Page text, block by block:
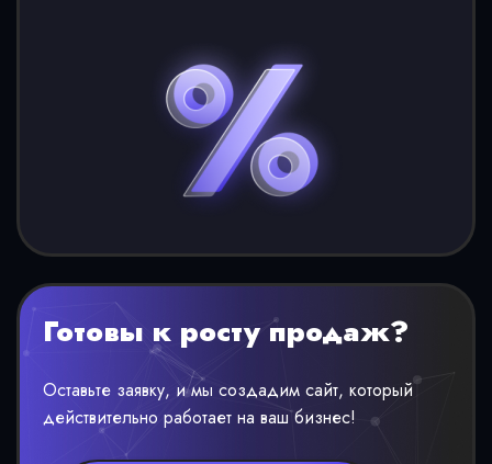
Готовы к росту продаж?
Оставьте заявку, и мы создадим сайт, который
действительно работает на ваш бизнес!